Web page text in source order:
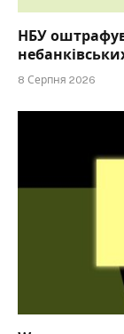
НБУ
8 Серпня 2026